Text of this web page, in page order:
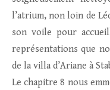
l’atrium, non loin de
son voile pour
représentations que
de la villa d’Ariane à
Le chapitre 8 nous